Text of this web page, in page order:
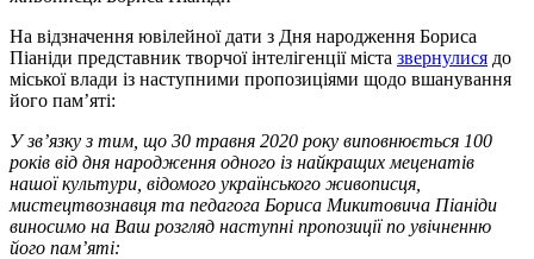
На відзначення ювілейної дати з Дня народження Бориса
Піаніди представник творчої інтелігенції міста звернулися до
міської влади із наступними пропозиціями щодо вшанування
його пам’яті:
У зв’язку з тим, що 30 травня 2020 року виповнюється 100
років від дня народження одного із найкращих меценатів
нашої культури, відомого українського живописця,
мистецтвознавця та педагога Бориса Микитовича Піаніди
виносимо на Ваш розгляд наступні пропозиції по увічненню
його пам’яті: